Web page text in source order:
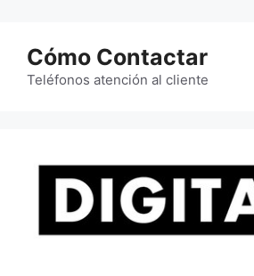
contenido
Cómo Contactar
Teléfonos atención al cliente